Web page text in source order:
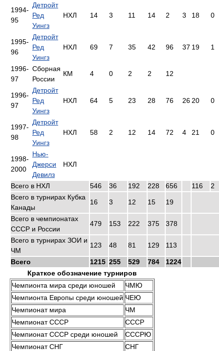
1994-
95
Детройт
Ред
Уингз
НХЛ 14 3 11 14 2 3 18 0
1995-
96
Детройт
Ред
Уингз
НХЛ 69 7 35 42 96 37 19 1
1996-
97
Сборная
России
КМ 4 0 2 2 12
1996-
97
Детройт
Ред
Уингз
НХЛ 64 5 23 28 76 26 20 0
1997-
98
Детройт
Ред
Уингз
НХЛ 58 2 12 14 72 4 21 0
1998-
2000
Нью-
Джерси
Девилз
НХЛ
Всего в НХЛ 546 36 192 228 656 116
2
Всего в турнирах Кубка
Канады
16 3 12 15 19
Всего в чемпионатах
СССР и России
479 153 222 375 378
Всего в турнирах ЗОИ и
ЧМ
123 48 81 129 113
Всего 1215 255 529 784
1224
Краткое обозначение турниров
Чемпионта мира среди юношей
ЧМЮ
Чемпионта Европы среди юношей ЧЕЮ
Чемпионат мира
ЧМ
Чемпионат СССР
СССР
Чемпионат СССР среди юношей
СССРЮ
Чемпионат СНГ
СНГ